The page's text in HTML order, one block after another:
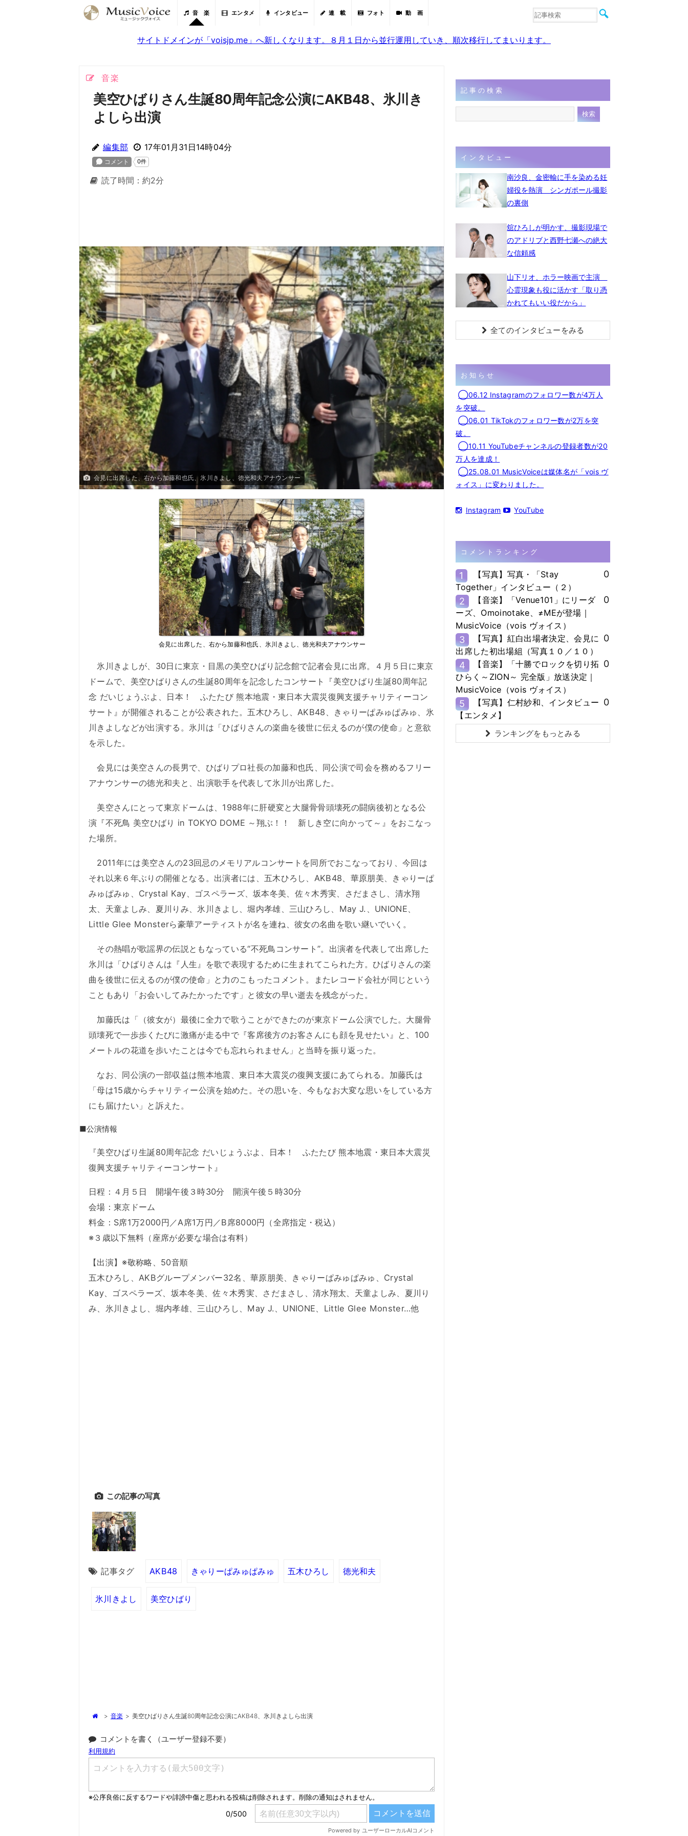
音 楽 エンタメ インタビュー 連 載 フォト 動 画
音楽
サイトドメインが「voisjp.me」へ新しくなります。８月１日から並行運用していき、順次移行してまいります。
音楽
美空ひばりさん生誕80周年記念公演にAKB48、氷川き
よしら出演
編集部 17年01月31日14時04分
読了時間：約2分
会見に出席した、右から加藤和也氏、氷川きよし、徳光和夫アナウンサー
会見に出席した、右から加藤和也氏、氷川きよし、徳光和夫アナウンサー
氷川きよしが、30日に東京・目黒の美空ひばり記念館で記者会見に出席。４月５日に東京
ドームで、美空ひばりさんの生誕80周年を記念したコンサート『美空ひばり生誕80周年記
念 だいじょうぶよ、日本！ ふたたび 熊本地震・東日本大震災復興支援チャリティーコン
サート』が開催されることが公表された。五木ひろし、AKB48、きゃりーぱみゅぱみゅ、氷
川きよしなどが出演する。氷川は「ひばりさんの楽曲を後世に伝えるのが僕の使命」と意欲
を示した。
会見には美空さんの長男で、ひばりプロ社長の加藤和也氏、同公演で司会を務めるフリー
アナウンサーの徳光和夫と、出演歌手を代表して氷川が出席した。
美空さんにとって東京ドームは、1988年に肝硬変と大腿骨骨頭壊死の闘病後初となる公
演『不死鳥 美空ひばり in TOKYO DOME ～翔ぶ！！ 新しき空に向かって～』をおこなっ
た場所。
2011年には美空さんの23回忌のメモリアルコンサートを同所でおこなっており、今回は
それ以来６年ぶりの開催となる。出演者には、五木ひろし、AKB48、華原朋美、きゃりーぱ
みゅぱみゅ、Crystal Kay、ゴスペラーズ、坂本冬美、佐々木秀実、さだまさし、清水翔
太、天童よしみ、夏川りみ、氷川きよし、堀内孝雄、三山ひろし、May J.、UNIONE、
Little Glee Monsterら豪華アーティストが名を連ね、彼女の名曲を歌い継いでいく。
その熱唱が歌謡界の伝説ともなっている“不死鳥コンサート”。出演者を代表して出席した
氷川は「ひばりさんは『人生』を歌で表現するために生まれてこられた方。ひばりさんの楽
曲を後世に伝えるのが僕の使命」と力のこもったコメント。またレコード会社が同じという
こともあり「お会いしてみたかったです」と彼女の早い逝去を残念がった。
加藤氏は「（彼女が）最後に全力で歌うことができたのが東京ドーム公演でした。大腿骨
頭壊死で一歩歩くたびに激痛が走る中で『客席後方のお客さんにも顔を見せたい』と、100
メートルの花道を歩いたことは今でも忘れられません」と当時を振り返った。
なお、同公演の一部収益は熊本地震、東日本大震災の復興支援にあてられる。加藤氏は
「母は15歳からチャリティー公演を始めた。その思いを、今もなお大変な思いをしている方
にも届けたい」と訴えた。
■公演情報
『美空ひばり生誕80周年記念 だいじょうぶよ、日本！ ふたたび 熊本地震・東日本大震災
復興支援チャリティーコンサート』
日程：４月５日 開場午後３時30分 開演午後５時30分
会場：東京ドーム
料金：S席1万2000円／A席1万円／B席8000円（全席指定・税込）
※３歳以下無料（座席が必要な場合は有料）
【出演】※敬称略、50音順
五木ひろし、AKBグループメンバー32名、華原朋美、きゃりーぱみゅぱみゅ、Crystal
Kay、ゴスペラーズ、坂本冬美、佐々木秀実、さだまさし、清水翔太、天童よしみ、夏川り
み、氷川きよし、堀内孝雄、三山ひろし、May J.、UNIONE、Little Glee Monster…他
この記事の写真
記事タグ AKB48 きゃりーぱみゅぱみゅ 五木ひろし 徳光和夫
氷川きよし 美空ひばり
> 音楽 > 美空ひばりさん生誕80周年記念公演にAKB48、氷川きよしら出演
コメントを書く（ユーザー登録不要）
記事の検索
インタビュー
南沙良、金密輸に手を染める妊
婦役を熱演 シンガポール撮影
の裏側
舘ひろしが明かす、撮影現場で
のアドリブと西野七瀬への絶大
な信頼感
山下リオ、ホラー映画で主演
心霊現象も役に活かす「取り憑
かれてもいい役だから」
全てのインタビューをみる
お知らせ
◯06.12 Instagramのフォロワー数が4万人
を突破。
◯06.01 TikTokのフォロワー数が2万を突
破。
◯10.11 YouTubeチャンネルの登録者数が20
万人を達成！
◯25.08.01 MusicVoiceは媒体名が「vois ヴ
ォイス」に変わりました。
Instagram YouTube
コメントランキング
1
【写真】写真・「Stay
Together」インタビュー（２）
0
2
【音楽】「Venue101」にリーダ
ーズ、Omoinotake、≠MEが登場｜
MusicVoice（vois ヴォイス）
0
3
【写真】紅白出場者決定、会見に
出席した初出場組（写真１０／１０）
0
4
【音楽】「十勝でロックを切り拓
ひらく～ZION～ 完全版」放送決定｜
MusicVoice（vois ヴォイス）
0
5
【写真】仁村紗和、インタビュー
【エンタメ】
0
ランキングをもっとみる